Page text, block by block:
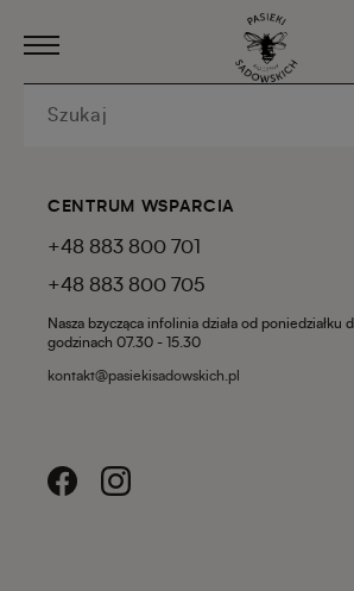
CENTRUM WSPARCIA
+48 883 800 701
+48 883 800 705
Nasza bzycząca infolinia działa od poniedziałku
godzinach 07.30 - 15.30
kontakt@pasiekisadowskich.pl